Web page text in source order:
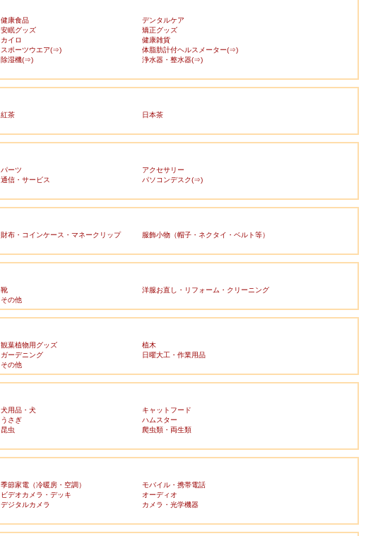
健康食品
デンタルケア
安眠グッズ
矯正グッズ
カイロ
健康雑貨
スポーツウエア(⇒)
体脂肪計付ヘルスメーター(⇒)
除湿機(⇒)
浄水器・整水器(⇒)
紅茶
日本茶
パーツ
アクセサリー
通信・サービス
パソコンデスク(⇒)
財布・コインケース・マネークリップ
服飾小物（帽子・ネクタイ・ベルト等）
靴
洋服お直し・リフォーム・クリーニング
その他
観葉植物用グッズ
植木
ガーデニング
日曜大工・作業用品
その他
犬用品・犬
キャットフード
うさぎ
ハムスター
昆虫
爬虫類・両生類
季節家電（冷暖房・空調）
モバイル・携帯電話
ビデオカメラ・デッキ
オーディオ
デジタルカメラ
カメラ・光学機器